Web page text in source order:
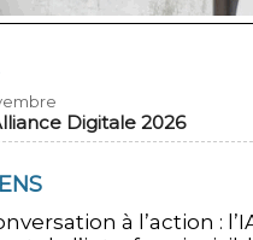
Digitale 2026
à l’action :